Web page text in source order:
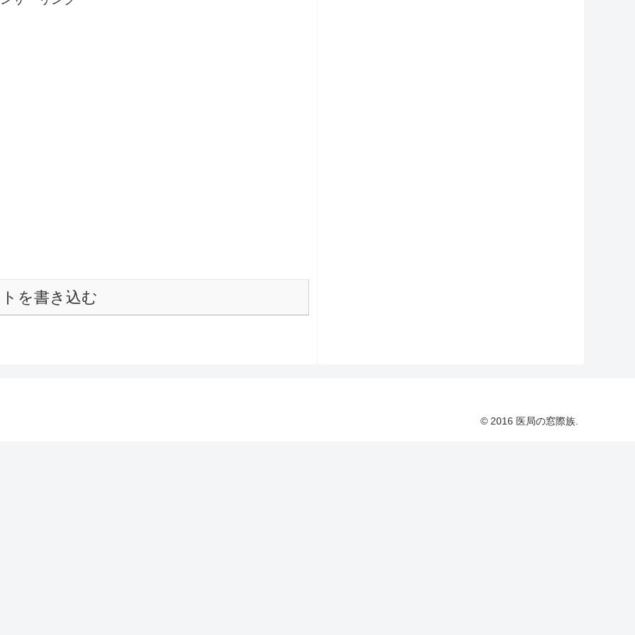
を書き込む
© 2016 医局の窓際族.